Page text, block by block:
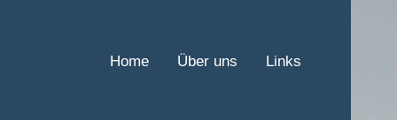
Home Über uns Links